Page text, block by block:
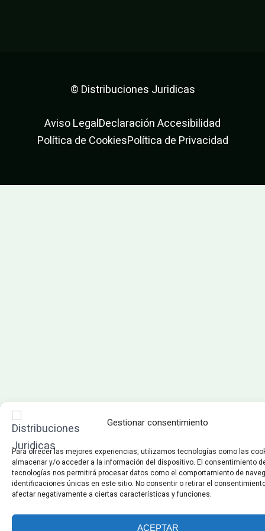
Gestionar consentimiento
Para ofrecer las mejores experiencias, utilizamos tecnologías como las
almacenar y/o acceder a la información del dispositivo. El consentimiento
tecnologías nos permitirá procesar datos como el comportamiento de
identificaciones únicas en este sitio. No consentir o retirar el
afectar negativamente a ciertas características y funciones.
ACEPTAR
© Distribuciones Juridicas
Aviso LegalDeclaración Accesibilidad
Política de CookiesPolítica de Privacidad